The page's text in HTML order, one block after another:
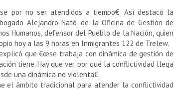
por no ser atendidos a tiempo€. Así­ destacó la
Alejandro Nató, de la Oficina de Gestión de
Humanos, defensor del Pueblo de la Nación, quien
hoy a las 9 horas en Inmigrantes 122 de Trelew.
que €œse trabaja con dinámica de gestión de
tiene. Hay que ver por qué la conflictividad llega
una dinámica no violenta€.
el ámbito tradicional para atender la conflictividad